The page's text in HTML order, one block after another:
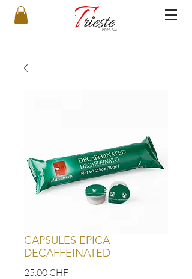
CAPSULES EPICA
DECAFFEINATED
25.00 CHFPrix